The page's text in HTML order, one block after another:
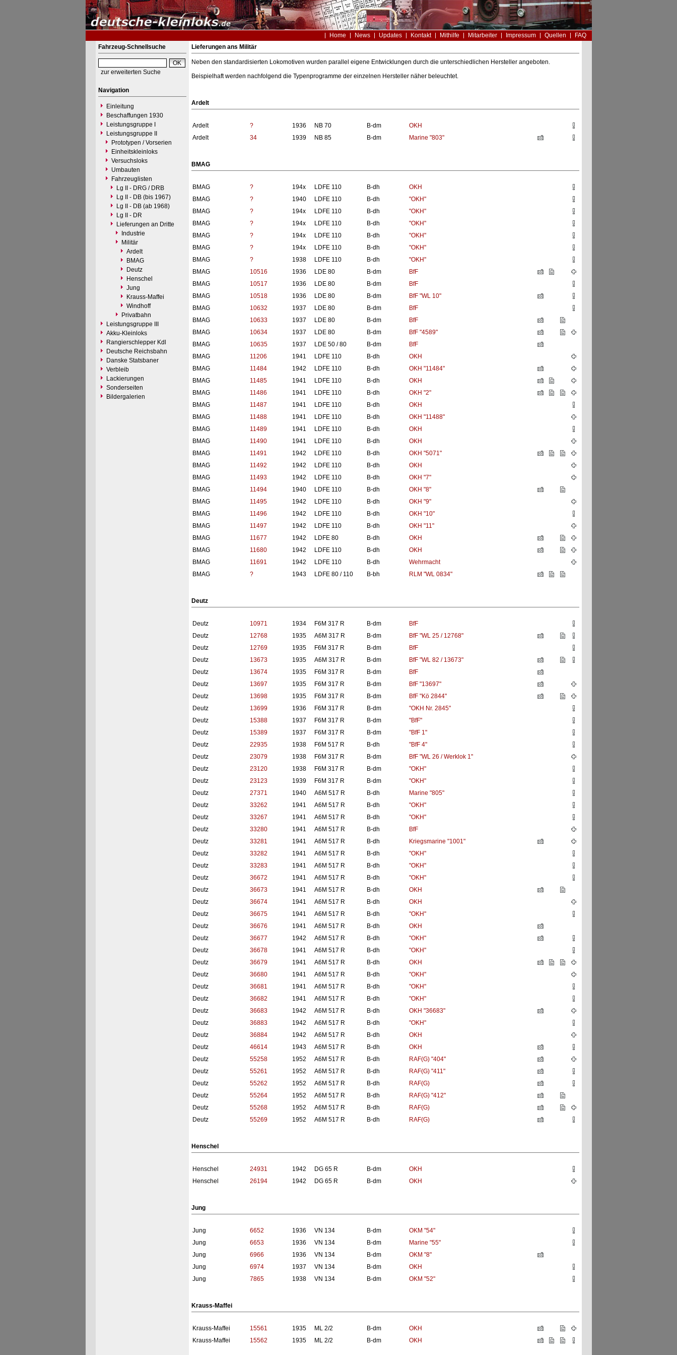
Home News Updates Kontakt Mithilfe Mitarbeiter Impressum Quellen
FAQ
Fahrzeug-Schnellsuche
zur erweiterten Suche
Navigation
Einleitung
Beschaffungen 1930
Leistungsgruppe I
Leistungsgruppe II
Prototypen / Vorserien
Einheitskleinloks
Versuchsloks
Umbauten
Fahrzeuglisten
Lg II - DRG / DRB
Lg II - DB (bis 1967)
Lg II - DB (ab 1968)
Lg II - DR
Lieferungen an Dritte
Industrie
Militär
Ardelt
BMAG
Deutz
Henschel
Jung
Krauss-Maffei
Windhoff
Privatbahn
Leistungsgruppe III
Akku-Kleinloks
Rangierschlepper Kdl
Deutsche Reichsbahn
Danske Statsbaner
Verbleib
Lackierungen
Sonderseiten
Bildergalerien
Lieferungen ans Militär
Neben den standardisierten Lokomotiven wurden parallel eigene Entwicklungen durch die unterschiedlichen Hersteller angeboten.
Beispielhaft werden nachfolgend die Typenprogramme der einzelnen Hersteller näher beleuchtet.
Ardelt
Ardelt ? 1936 NB 70 B-dm
OKH
Ardelt
34 1939 NB 85 B-dm Marine "803"
BMAG
BMAG ? 194x LDFE 110 B-dh
OKH
BMAG
? 1940 LDFE 110 B-dh
"OKH"
BMAG
? 194x LDFE 110 B-dh
"OKH"
BMAG
? 194x LDFE 110 B-dh
"OKH"
BMAG
? 194x LDFE 110 B-dh
"OKH"
BMAG
? 194x LDFE 110 B-dh
"OKH"
BMAG
? 1938 LDFE 110 B-dh
"OKH"
BMAG
10516 1936 LDE 80 B-dm
BfF
BMAG
10517 1936 LDE 80 B-dm
BfF
BMAG
10518 1936 LDE 80 B-dm
BfF "WL 10"
BMAG
10632 1937 LDE 80 B-dm
BfF
BMAG
10633 1937 LDE 80 B-dm
BfF
BMAG
10634 1937 LDE 80 B-dm
BfF "4589"
BMAG
10635 1937 LDE 50 / 80 B-dm
BfF
BMAG
11206 1941 LDFE 110 B-dh
OKH
BMAG
11484 1942 LDFE 110 B-dh
OKH "11484"
BMAG
11485 1941 LDFE 110 B-dh
OKH
BMAG
11486 1941 LDFE 110 B-dh
OKH "2"
BMAG
11487 1941 LDFE 110 B-dh
OKH
BMAG
11488 1941 LDFE 110 B-dh
OKH "11488"
BMAG
11489 1941 LDFE 110 B-dh
OKH
BMAG
11490 1941 LDFE 110 B-dh
OKH
BMAG
11491 1942 LDFE 110 B-dh
OKH "5071"
BMAG
11492 1942 LDFE 110 B-dh
OKH
BMAG
11493 1942 LDFE 110 B-dh
OKH "7"
BMAG
11494 1940 LDFE 110 B-dh
OKH "8"
BMAG
11495 1942 LDFE 110 B-dh
OKH "9"
BMAG
11496 1942 LDFE 110 B-dh
OKH "10"
BMAG
11497 1942 LDFE 110 B-dh
OKH "11"
BMAG
11677 1942 LDFE 80 B-dh
OKH
BMAG
11680 1942 LDFE 110 B-dh
OKH
BMAG
11691 1942 LDFE 110 B-dh
Wehrmacht
BMAG
? 1943 LDFE 80 / 110 B-bh RLM "WL 0834"
Deutz
Deutz 10971 1934 F6M 317 R B-dm
BfF
Deutz
12768 1935 A6M 317 R B-dm
BfF "WL 25 / 12768"
Deutz
12769 1935 F6M 317 R B-dm
BfF
Deutz
13673 1935 A6M 317 R B-dm
BfF "WL 82 / 13673"
Deutz
13674 1935 F6M 317 R B-dm
BfF
Deutz
13697 1935 F6M 317 R B-dm
BfF "13697"
Deutz
13698 1935 F6M 317 R B-dm
BfF "Kö 2844"
Deutz
13699 1936 F6M 317 R B-dm
"OKH Nr. 2845"
Deutz
15388 1937 F6M 317 R B-dm
"BfF"
Deutz
15389 1937 F6M 317 R B-dm
"BfF 1"
Deutz
22935 1938 F6M 517 R B-dh
"BfF 4"
Deutz
23079 1938 F6M 317 R B-dm
BfF "WL 26 / Werklok 1"
Deutz
23120 1938 F6M 317 R B-dm
"OKH"
Deutz
23123 1939 F6M 317 R B-dm
"OKH"
Deutz
27371 1940 A6M 517 R B-dh
Marine "805"
Deutz
33262 1941 A6M 517 R B-dh
"OKH"
Deutz
33267 1941 A6M 517 R B-dh
"OKH"
Deutz
33280 1941 A6M 517 R B-dh
BfF
Deutz
33281 1941 A6M 517 R B-dh
Kriegsmarine "1001"
Deutz
33282 1941 A6M 517 R B-dh
"OKH"
Deutz
33283 1941 A6M 517 R B-dh
"OKH"
Deutz
36672 1941 A6M 517 R B-dh
"OKH"
Deutz
36673 1941 A6M 517 R B-dh
OKH
Deutz
36674 1941 A6M 517 R B-dh
OKH
Deutz
36675 1941 A6M 517 R B-dh
"OKH"
Deutz
36676 1941 A6M 517 R B-dh
OKH
Deutz
36677 1942 A6M 517 R B-dh
"OKH"
Deutz
36678 1941 A6M 517 R B-dh
"OKH"
Deutz
36679 1941 A6M 517 R B-dh
OKH
Deutz
36680 1941 A6M 517 R B-dh
"OKH"
Deutz
36681 1941 A6M 517 R B-dh
"OKH"
Deutz
36682 1941 A6M 517 R B-dh
"OKH"
Deutz
36683 1942 A6M 517 R B-dh
OKH "36683"
Deutz
36883 1942 A6M 517 R B-dh
"OKH"
Deutz
36884 1942 A6M 517 R B-dh
OKH
Deutz
46614 1943 A6M 517 R B-dh
OKH
Deutz
55258 1952 A6M 517 R B-dh
RAF(G) "404"
Deutz
55261 1952 A6M 517 R B-dh
RAF(G) "411"
Deutz
55262 1952 A6M 517 R B-dh
RAF(G)
Deutz
55264 1952 A6M 517 R B-dh
RAF(G) "412"
Deutz
55268 1952 A6M 517 R B-dh
RAF(G)
Deutz
55269 1952 A6M 517 R B-dh RAF(G)
Henschel
Henschel 24931 1942 DG 65 R B-dm
OKH
Henschel
26194 1942 DG 65 R B-dm OKH
Jung
Jung 6652 1936 VN 134 B-dm
OKM "54"
Jung
6653 1936 VN 134 B-dm
Marine "55"
Jung
6966 1936 VN 134 B-dm
OKM "8"
Jung
6974 1937 VN 134 B-dm
OKH
Jung
7865 1938 VN 134 B-dm OKM "52"
Krauss-Maffei
Krauss-Maffei 15561 1935 ML 2/2 B-dm
OKH
Krauss-Maffei
15562 1935 ML 2/2 B-dm OKH